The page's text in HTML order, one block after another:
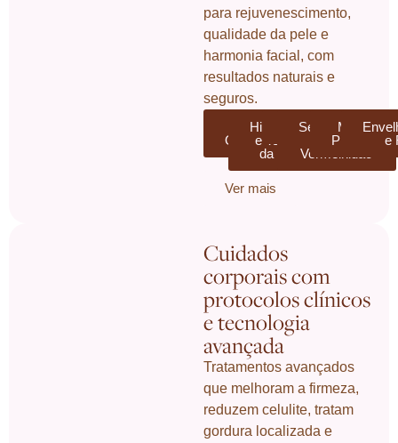
para rejuvenescimento,
qualidade da pele e
harmonia facial, com
resultados naturais e
seguros.
Acne e
Oleosidade
Hidratação
e Textura
da Pele
Olheiras
Sensibilidade
e
Vermelhidão
Manchas
e
Ver mais
Cuidados
corporais com
protocolos clínicos
e tecnologia
avançada
Tratamentos avançados
que melhoram a firmeza,
reduzem celulite, tratam
gordura localizada e